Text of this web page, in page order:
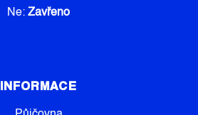
Ne: Zavřeno
INFORMACE